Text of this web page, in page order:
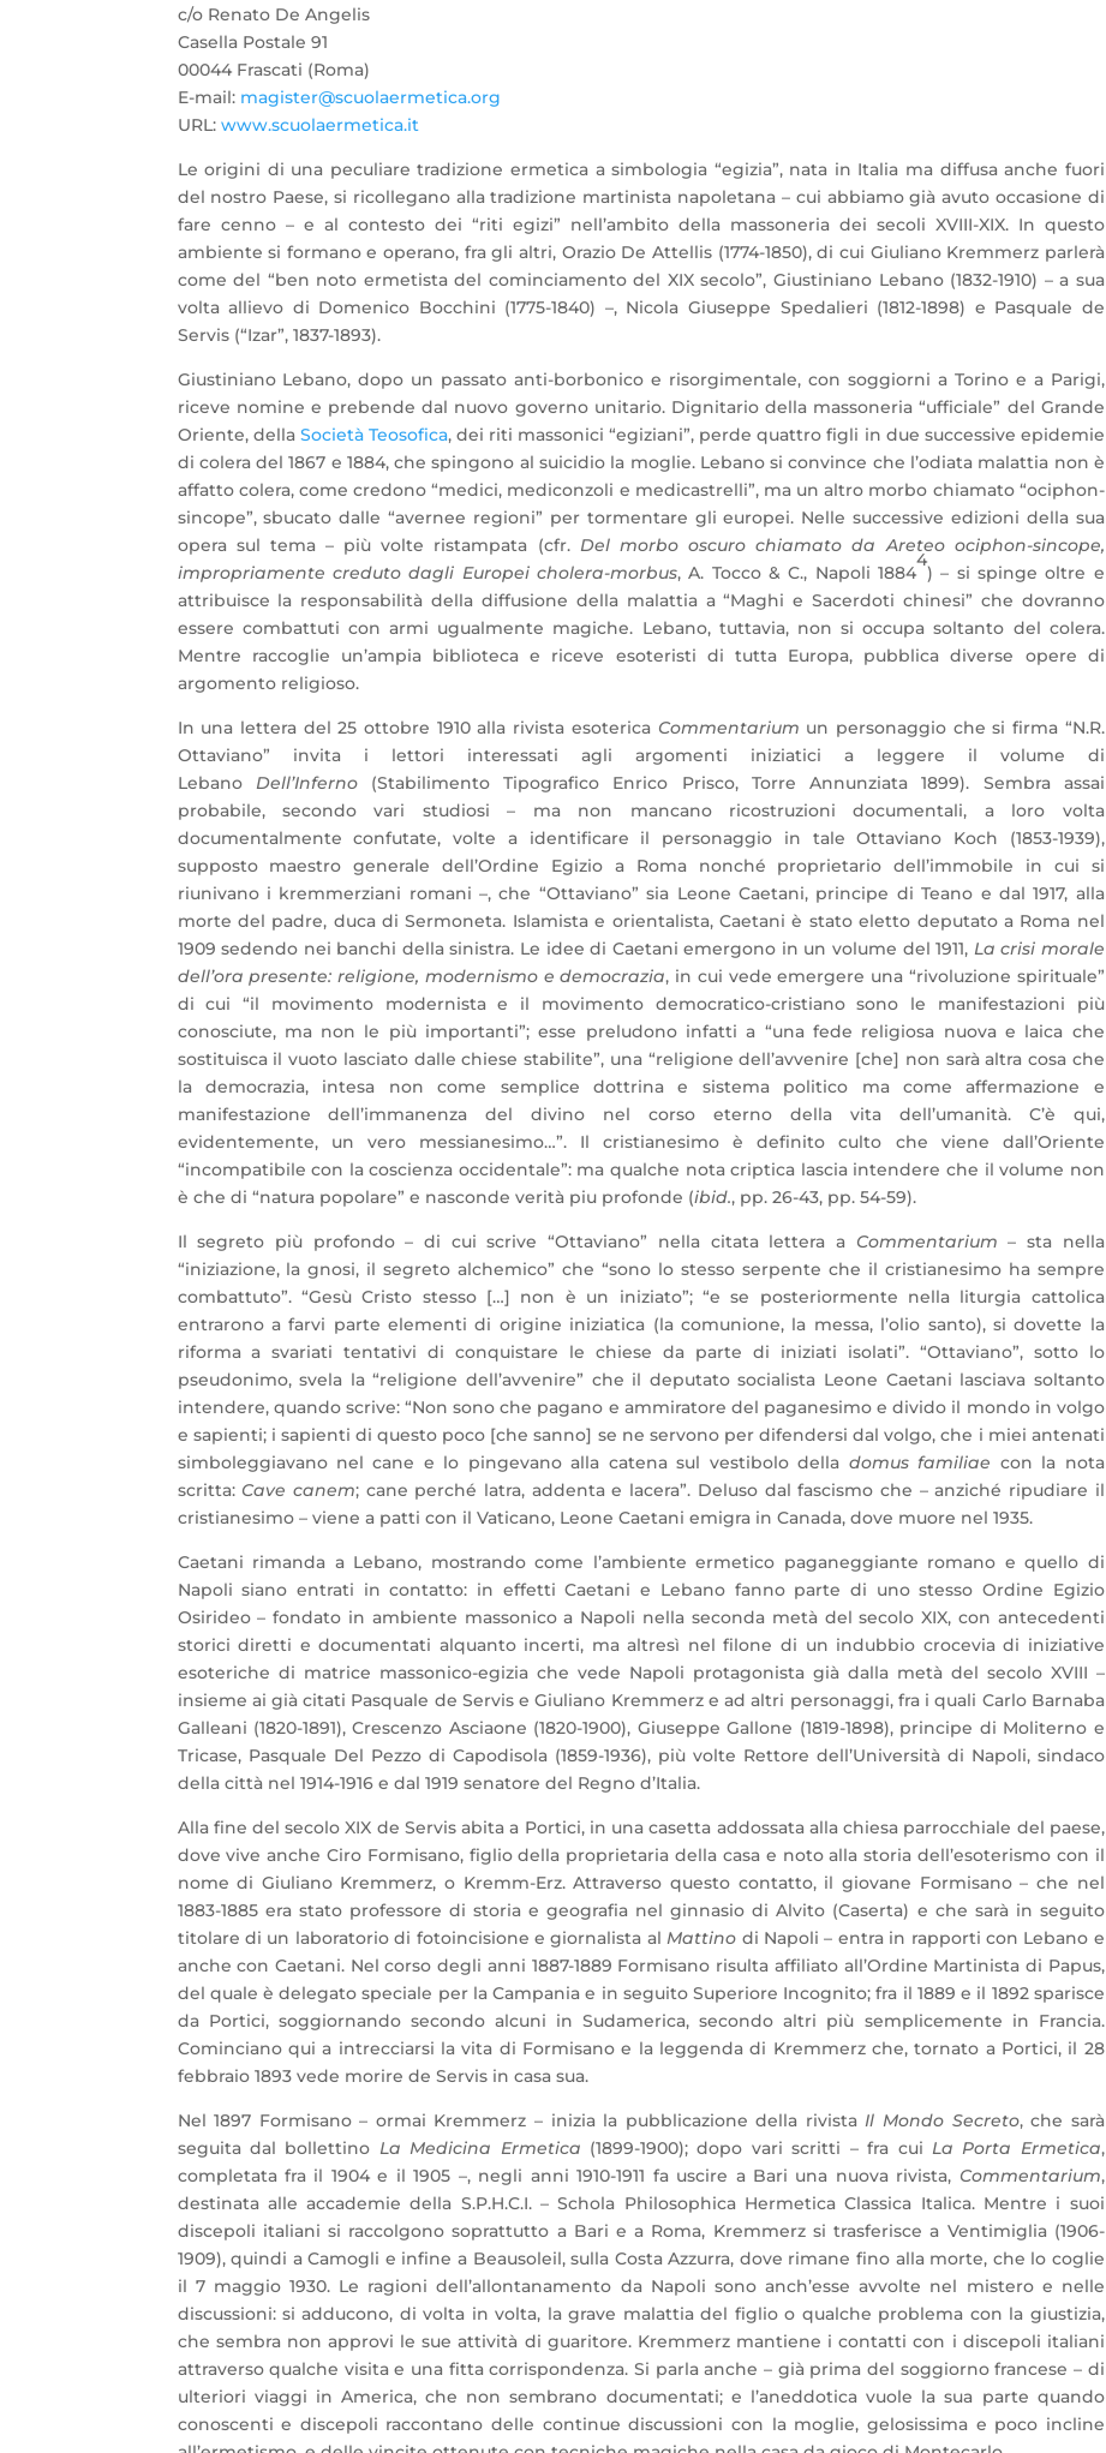
c/o Renato De Angelis
Casella Postale 91
00044 Frascati (Roma)
E-mail: magister@scuolaermetica.org
URL: www.scuolaermetica.it
Le origini di una peculiare tradizione ermetica a simbologia “egizia”, nata in Italia ma diffusa anche fuori
del nostro Paese, si ricollegano alla tradizione martinista napoletana – cui abbiamo già avuto occasione di
fare cenno – e al contesto dei “riti egizi” nell’ambito della massoneria dei secoli XVIII-XIX. In questo
ambiente si formano e operano, fra gli altri, Orazio De Attellis (1774-1850), di cui Giuliano Kremmerz parlerà
come del “ben noto ermetista del cominciamento del XIX secolo”, Giustiniano Lebano (1832-1910) – a sua
volta allievo di Domenico Bocchini (1775-1840) –, Nicola Giuseppe Spedalieri (1812-1898) e Pasquale de
Servis (“Izar”, 1837-1893).
Giustiniano Lebano, dopo un passato anti-borbonico e risorgimentale, con soggiorni a Torino e a Parigi,
riceve nomine e prebende dal nuovo governo unitario. Dignitario della massoneria “ufficiale” del Grande
Oriente, della Società Teosofica, dei riti massonici “egiziani”, perde quattro figli in due successive epidemie
di colera del 1867 e 1884, che spingono al suicidio la moglie. Lebano si convince che l’odiata malattia non è
affatto colera, come credono “medici, mediconzoli e medicastrelli”, ma un altro morbo chiamato “ociphon-
sincope”, sbucato dalle “avernee regioni” per tormentare gli europei. Nelle successive edizioni della sua
opera sul tema – più volte ristampata (cfr. Del morbo oscuro chiamato da Areteo ociphon-sincope,
impropriamente creduto dagli Europei cholera-morbus, A. Tocco & C., Napoli 1884
4
) – si spinge oltre e
attribuisce la responsabilità della diffusione della malattia a “Maghi e Sacerdoti chinesi” che dovranno
essere combattuti con armi ugualmente magiche. Lebano, tuttavia, non si occupa soltanto del colera.
Mentre raccoglie un’ampia biblioteca e riceve esoteristi di tutta Europa, pubblica diverse opere di
argomento religioso.
In una lettera del 25 ottobre 1910 alla rivista esoterica Commentarium un personaggio che si firma “N.R.
Ottaviano” invita i lettori interessati agli argomenti iniziatici a leggere il volume di
Lebano Dell’Inferno(Stabilimento Tipografico Enrico Prisco, Torre Annunziata 1899). Sembra assai
probabile, secondo vari studiosi – ma non mancano ricostruzioni documentali, a loro volta
documentalmente confutate, volte a identificare il personaggio in tale Ottaviano Koch (1853-1939),
supposto maestro generale dell’Ordine Egizio a Roma nonché proprietario dell’immobile in cui si
riunivano i kremmerziani romani –, che “Ottaviano” sia Leone Caetani, principe di Teano e dal 1917, alla
morte del padre, duca di Sermoneta. Islamista e orientalista, Caetani è stato eletto deputato a Roma nel
1909 sedendo nei banchi della sinistra. Le idee di Caetani emergono in un volume del 1911, La crisi morale
dell’ora presente: religione, modernismo e democrazia, in cui vede emergere una “rivoluzione spirituale”
di cui “il movimento modernista e il movimento democratico-cristiano sono le manifestazioni più
conosciute, ma non le più importanti”; esse preludono infatti a “una fede religiosa nuova e laica che
sostituisca il vuoto lasciato dalle chiese stabilite”, una “religione dell’avvenire [che] non sarà altra cosa che
la democrazia, intesa non come semplice dottrina e sistema politico ma come affermazione e
manifestazione dell’immanenza del divino nel corso eterno della vita dell’umanità. C’è qui,
evidentemente, un vero messianesimo…”. Il cristianesimo è definito culto che viene dall’Oriente
“incompatibile con la coscienza occidentale”: ma qualche nota criptica lascia intendere che il volume non
è che di “natura popolare” e nasconde verità piu profonde (ibid., pp. 26-43, pp. 54-59).
Il segreto più profondo – di cui scrive “Ottaviano” nella citata lettera a Commentarium– sta nella
“iniziazione, la gnosi, il segreto alchemico” che “sono lo stesso serpente che il cristianesimo ha sempre
combattuto”. “Gesù Cristo stesso […] non è un iniziato”; “e se posteriormente nella liturgia cattolica
entrarono a farvi parte elementi di origine iniziatica (la comunione, la messa, l’olio santo), si dovette la
riforma a svariati tentativi di conquistare le chiese da parte di iniziati isolati”. “Ottaviano”, sotto lo
pseudonimo, svela la “religione dell’avvenire” che il deputato socialista Leone Caetani lasciava soltanto
intendere, quando scrive: “Non sono che pagano e ammiratore del paganesimo e divido il mondo in volgo
e sapienti; i sapienti di questo poco [che sanno] se ne servono per difendersi dal volgo, che i miei antenati
simboleggiavano nel cane e lo pingevano alla catena sul vestibolo della domus familiae con la nota
scritta: Cave canem; cane perché latra, addenta e lacera”. Deluso dal fascismo che – anziché ripudiare il
cristianesimo – viene a patti con il Vaticano, Leone Caetani emigra in Canada, dove muore nel 1935.
Caetani rimanda a Lebano, mostrando come l’ambiente ermetico paganeggiante romano e quello di
Napoli siano entrati in contatto: in effetti Caetani e Lebano fanno parte di uno stesso Ordine Egizio
Osirideo – fondato in ambiente massonico a Napoli nella seconda metà del secolo XIX, con antecedenti
storici diretti e documentati alquanto incerti, ma altresì nel filone di un indubbio crocevia di iniziative
esoteriche di matrice massonico-egizia che vede Napoli protagonista già dalla metà del secolo XVIII –
insieme ai già citati Pasquale de Servis e Giuliano Kremmerz e ad altri personaggi, fra i quali Carlo Barnaba
Galleani (1820-1891), Crescenzo Asciaone (1820-1900), Giuseppe Gallone (1819-1898), principe di Moliterno e
Tricase, Pasquale Del Pezzo di Capodisola (1859-1936), più volte Rettore dell’Università di Napoli, sindaco
della città nel 1914-1916 e dal 1919 senatore del Regno d’Italia.
Alla fine del secolo XIX de Servis abita a Portici, in una casetta addossata alla chiesa parrocchiale del paese,
dove vive anche Ciro Formisano, figlio della proprietaria della casa e noto alla storia dell’esoterismo con il
nome di Giuliano Kremmerz, o Kremm-Erz. Attraverso questo contatto, il giovane Formisano – che nel
1883-1885 era stato professore di storia e geografia nel ginnasio di Alvito (Caserta) e che sarà in seguito
titolare di un laboratorio di fotoincisione e giornalista alMattino di Napoli – entra in rapporti con Lebano e
anche con Caetani. Nel corso degli anni 1887-1889 Formisano risulta affiliato all’Ordine Martinista di Papus,
del quale è delegato speciale per la Campania e in seguito Superiore Incognito; fra il 1889 e il 1892 sparisce
da Portici, soggiornando secondo alcuni in Sudamerica, secondo altri più semplicemente in Francia.
Cominciano qui a intrecciarsi la vita di Formisano e la leggenda di Kremmerz che, tornato a Portici, il 28
febbraio 1893 vede morire de Servis in casa sua.
Nel 1897 Formisano – ormai Kremmerz – inizia la pubblicazione della rivistaIl Mondo Secreto, che sarà
seguita dal bollettino La Medicina Ermetica (1899-1900); dopo vari scritti – fra cui La Porta Ermetica,
completata fra il 1904 e il 1905 –, negli anni 1910-1911 fa uscire a Bari una nuova rivista, Commentarium,
destinata alle accademie della S.P.H.C.I. – Schola Philosophica Hermetica Classica Italica. Mentre i suoi
discepoli italiani si raccolgono soprattutto a Bari e a Roma, Kremmerz si trasferisce a Ventimiglia (1906-
1909), quindi a Camogli e infine a Beausoleil, sulla Costa Azzurra, dove rimane fino alla morte, che lo coglie
il 7 maggio 1930. Le ragioni dell’allontanamento da Napoli sono anch’esse avvolte nel mistero e nelle
discussioni: si adducono, di volta in volta, la grave malattia del figlio o qualche problema con la giustizia,
che sembra non approvi le sue attività di guaritore. Kremmerz mantiene i contatti con i discepoli italiani
attraverso qualche visita e una fitta corrispondenza. Si parla anche – già prima del soggiorno francese – di
ulteriori viaggi in America, che non sembrano documentati; e l’aneddotica vuole la sua parte quando
conoscenti e discepoli raccontano delle continue discussioni con la moglie, gelosissima e poco incline